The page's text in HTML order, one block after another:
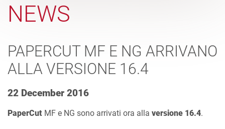
NEWS
PAPERCUT MF E NG ARRIVANO
ALLA VERSIONE 16.4
22 December 2016
PaperCut MF e NG sono arrivati ora alla versione 16.4.